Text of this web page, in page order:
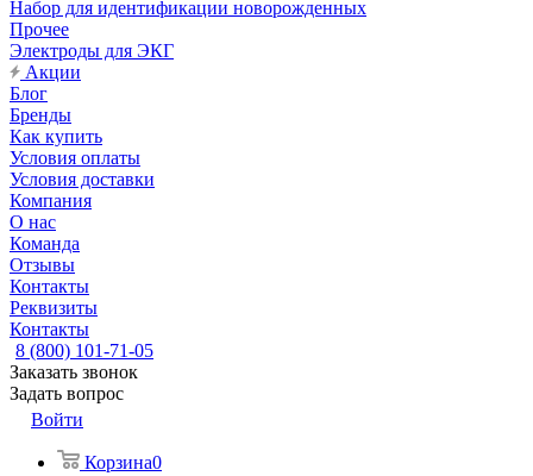
Набор для идентификации новорожденных
Прочее
Электроды для ЭКГ
Акции
Блог
Бренды
Как купить
Условия оплаты
Условия доставки
Компания
О нас
Команда
Отзывы
Контакты
Реквизиты
Контакты
8 (800) 101-71-05
Заказать звонок
Задать вопрос
Войти
Корзина0